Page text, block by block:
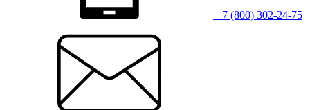
+7 (800) 302-24-75